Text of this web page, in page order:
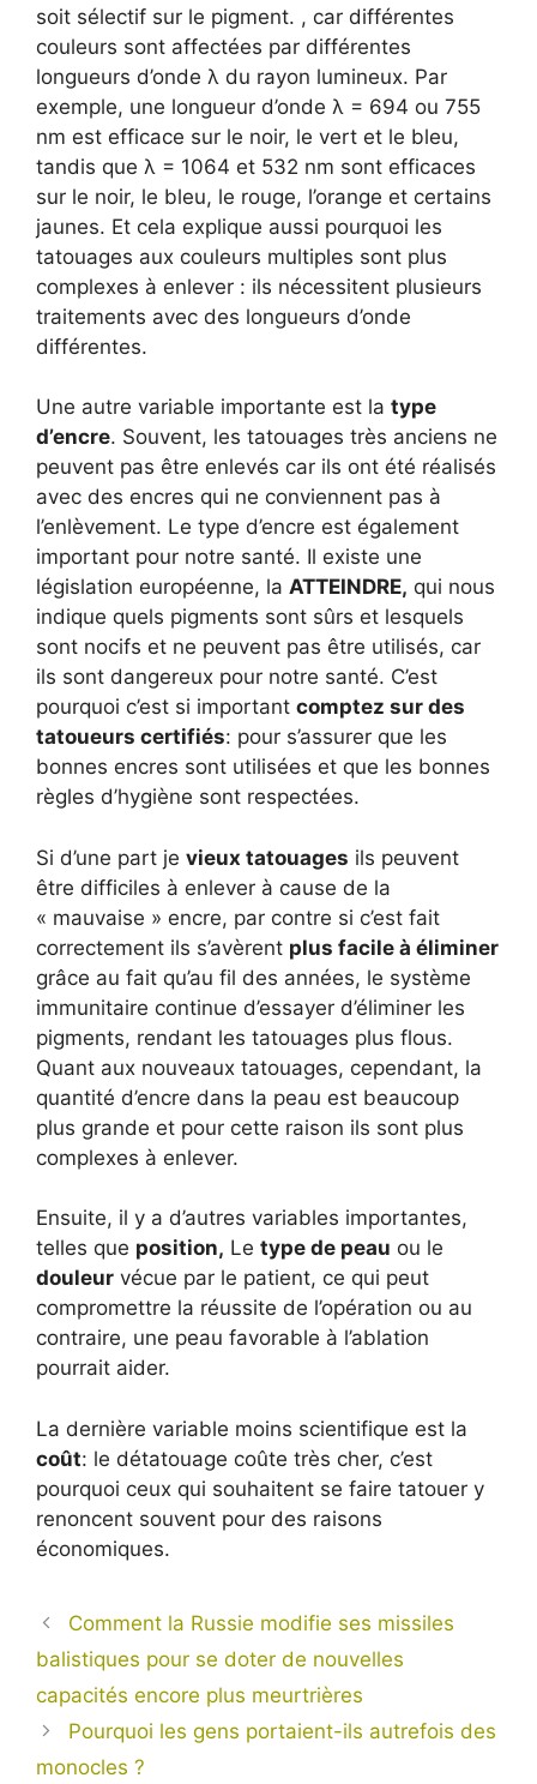
soit sélectif sur le pigment. , car différentes
couleurs sont affectées par différentes
longueurs d’onde λ du rayon lumineux. Par
exemple, une longueur d’onde λ = 694 ou 755
nm est efficace sur le noir, le vert et le bleu,
tandis que λ = 1064 et 532 nm sont efficaces
sur le noir, le bleu, le rouge, l’orange et certains
jaunes. Et cela explique aussi pourquoi les
tatouages ​​aux couleurs multiples sont plus
complexes à enlever : ils nécessitent plusieurs
traitements avec des longueurs d’onde
différentes.
Une autre variable importante est la type
d’encre. Souvent, les tatouages ​​très anciens ne
peuvent pas être enlevés car ils ont été réalisés
avec des encres qui ne conviennent pas à
l’enlèvement. Le type d’encre est également
important pour notre santé. Il existe une
législation européenne, la ATTEINDRE, qui nous
indique quels pigments sont sûrs et lesquels
sont nocifs et ne peuvent pas être utilisés, car
ils sont dangereux pour notre santé. C’est
pourquoi c’est si important comptez sur des
tatoueurs certifiés: pour s’assurer que les
bonnes encres sont utilisées et que les bonnes
règles d’hygiène sont respectées.
Si d’une part je vieux tatouages ils peuvent
être difficiles à enlever à cause de la
« mauvaise » encre, par contre si c’est fait
correctement ils s’avèrent plus facile à éliminer
grâce au fait qu’au fil des années, le système
immunitaire continue d’essayer d’éliminer les
pigments, rendant les tatouages ​​plus flous.
Quant aux nouveaux tatouages, cependant, la
quantité d’encre dans la peau est beaucoup
plus grande et pour cette raison ils sont plus
complexes à enlever.
Ensuite, il y a d’autres variables importantes,
telles que position, Le type de peau ou le
douleur vécue par le patient, ce qui peut
compromettre la réussite de l’opération ou au
contraire, une peau favorable à l’ablation
pourrait aider.
La dernière variable moins scientifique est la
coût: le détatouage coûte très cher, c’est
pourquoi ceux qui souhaitent se faire tatouer y
renoncent souvent pour des raisons
économiques.
Comment la Russie modifie ses missiles
balistiques pour se doter de nouvelles
capacités encore plus meurtrières
Pourquoi les gens portaient-ils autrefois des
monocles ?